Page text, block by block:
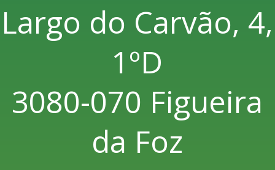
Largo do Carvão, 4,
1ºD
3080-070 Figueira
da Foz